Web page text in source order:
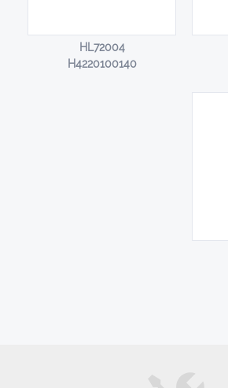
HL72004
H4220100140